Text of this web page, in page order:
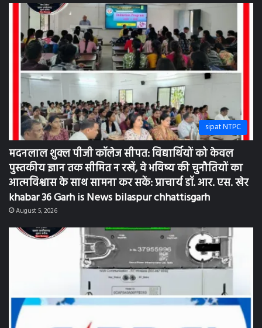
sipat NTPC
मदनलाल शुक्ल पीजी कॉलेज सीपत: विद्यार्थियों को केवल
पुस्तकीय ज्ञान तक सीमित न रखें, वे भविष्य की चुनौतियों का
आत्मविश्वास के साथ सामना कर सकें: प्राचार्य डॉ. आर. एस. खेर
khabar 36 Garh is News bilaspur chhattisgarh
August 5, 2026